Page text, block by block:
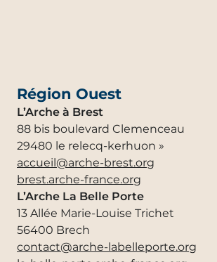
laura.livet@archoise.org
trosly.arche-france.org
L’Arche de Cuise
122 rue du Domaine
60350 Cuise-La-Motte
dir.cuise@archoise.org
cuise.arche-france.org
L’Arche à Pierrefonds
33 rue de l’Impératrice Eugénie
60350 Pierrefonds
Région Ouest
L’Arche à Brest
88 bis boulevard Clemenceau
29480 le relecq-kerhuon »
accueil@arche-brest.org
brest.arche-france.org
L’Arche La Belle Porte
13 Allée Marie-Louise Trichet
56400 Brech
contact@arche-labelleporte.org